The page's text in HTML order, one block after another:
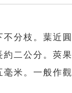
分枝。葉近
二公分。莢
毫米。一般作